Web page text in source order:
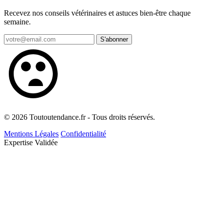
Recevez nos conseils vétérinaires et astuces bien-être chaque
semaine.
S'abonner
© 2026 Toutoutendance.fr - Tous droits réservés.
Mentions Légales Confidentialité
Expertise Validée